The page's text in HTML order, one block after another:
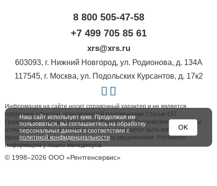
8 800 505-47-58
+7 499 705 85 61
xrs@xrs.ru
603093, г. Нижний Новгород, ул. Родионова, д. 134А
117545, г. Москва, ул. Подольских Курсантов, д. 17к2
Информация на сайте носит справочный характер и не является
публичной офертой, определяемой положениями Статьи 437
Гражданского кодекса Российской Федерации. Технические параметры
(спецификация) и комплект поставки товара могут быть изменены
производителем без предварительного уведомления. Уточняйте
информацию у наших менеджеров.
© 1998–2026 ООО «Рентгенсервис»
Наш сайт использует куки. Продолжая им
пользоваться, вы соглашаетесь на обработку
персональных данных в соответствии с
политикой конфиденциальности
OK